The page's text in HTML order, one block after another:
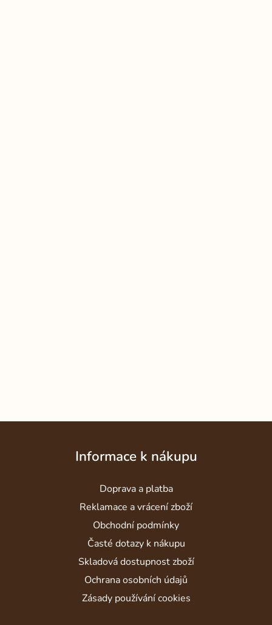
Informace k nákupu
Doprava a platba
Reklamace a vrácení zboží
Obchodní podmínky
Časté dotazy k nákupu
Skladová dostupnost zboží
Ochrana osobních údajů
Zásady používání cookies